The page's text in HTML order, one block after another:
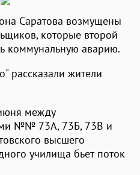
Саратова возмущены
которые второй
коммунальную аварию.
рассказали жители
между
№№ 73А, 73Б, 73В и
высшего
училища бьет поток